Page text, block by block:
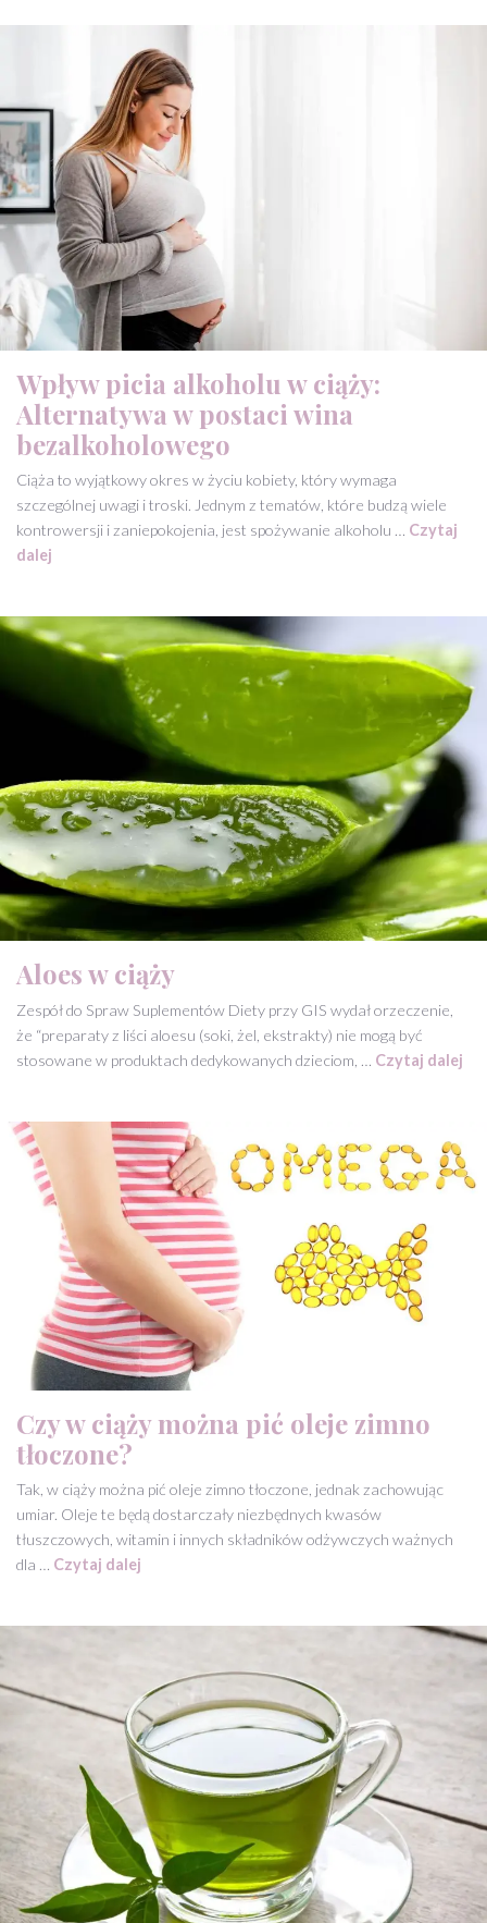
Wpływ picia alkoholu w ciąży:
Alternatywa w postaci wina
bezalkoholowego
Ciąża to wyjątkowy okres w życiu kobiety, który wymaga
szczególnej uwagi i troski. Jednym z tematów, które budzą wiele
kontrowersji i zaniepokojenia, jest spożywanie alkoholu … Czytaj
dalej
Aloes w ciąży
Zespół do Spraw Suplementów Diety przy GIS wydał orzeczenie,
że “preparaty z liści aloesu (soki, żel, ekstrakty) nie mogą być
stosowane w produktach dedykowanych dzieciom, … Czytaj dalej
Czy w ciąży można pić oleje zimno
tłoczone?
Tak, w ciąży można pić oleje zimno tłoczone, jednak zachowując
umiar. Oleje te będą dostarczały niezbędnych kwasów
tłuszczowych, witamin i innych składników odżywczych ważnych
dla … Czytaj dalej